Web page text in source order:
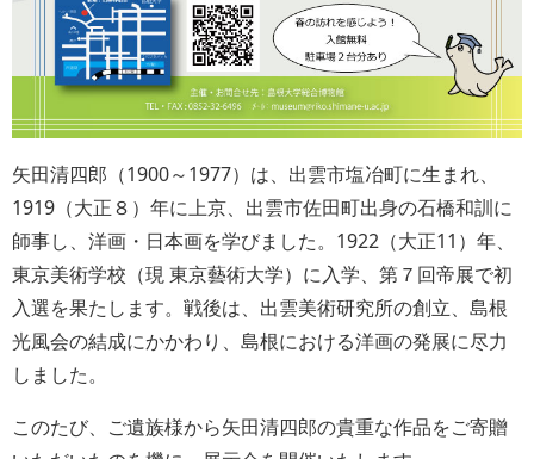
矢田清四郎（1900～1977）は、出雲市塩冶町に生まれ、
1919（大正８）年に上京、出雲市佐田町出身の石橋和訓に
師事し、洋画・日本画を学びました。1922（大正11）年、
東京美術学校（現 東京藝術大学）に入学、第７回帝展で初
入選を果たします。戦後は、出雲美術研究所の創立、島根
光風会の結成にかかわり、島根における洋画の発展に尽力
しました。
このたび、ご遺族様から矢田清四郎の貴重な作品をご寄贈